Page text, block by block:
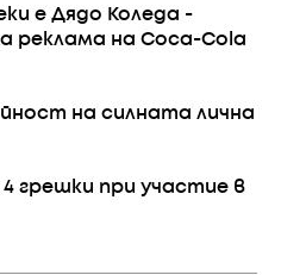
е Дядо Коледа -
реклама на Coca-Cola
на силната лична
грешки при участие в